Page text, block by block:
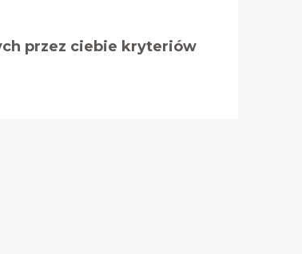
przez ciebie kryteriów